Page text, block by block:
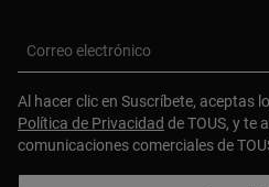
Correo electrónico
Al hacer clic en Suscríbete, aceptas
Política de Privacidad de TOUS, y te
comunicaciones comerciales de